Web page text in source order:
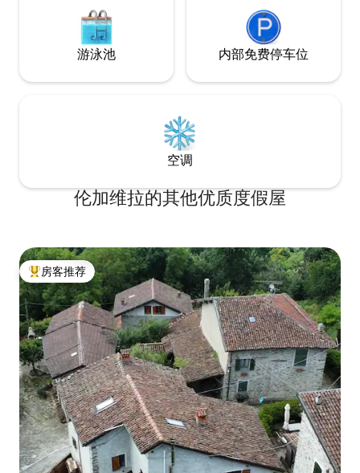
游泳池 内部免费停车位
空调
伦加维拉的其他优质度假屋
热门「房客推荐」
房客推荐